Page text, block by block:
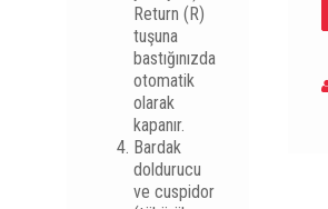
Return (R)
tuşuna
bastığınızda
otomatik
olarak
kapanır.
Bardak
doldurucu
ve cuspidor